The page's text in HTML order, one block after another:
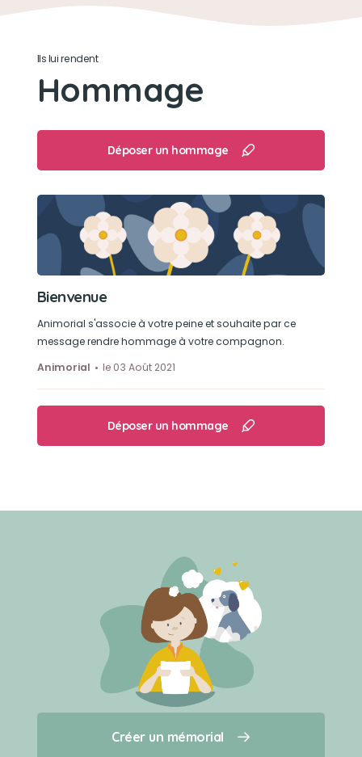
Créer un mémorial
Qui sommes-nous ?
Ils lui rendent
Hommage
Déposer un hommage
Bienvenue
Animorial s'associe à votre peine et souhaite par ce
message rendre hommage à votre compagnon.
Animorial
le 03 Août 2021
Déposer un hommage
Créer un mémorial